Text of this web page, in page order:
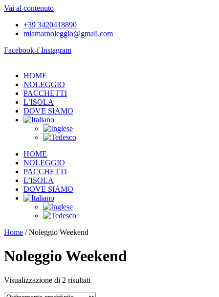
Vai al contenuto
+39 3420418890
miamarnoleggio@gmail.com
Facebook-f Instagram
HOME
NOLEGGIO
PACCHETTI
L’ISOLA
DOVE SIAMO
HOME
NOLEGGIO
PACCHETTI
L’ISOLA
DOVE SIAMO
Home / Noleggio Weekend
Noleggio Weekend
Visualizzazione di 2 risultati